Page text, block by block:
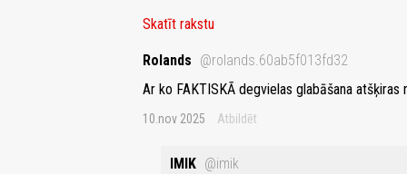
Skatīt rakstu
Rolands @rolands.60ab5f013fd32
Ar ko FAKTISKĀ degvielas glabāšana atšķiras
10.nov 2025 Atbildēt
IMIK @imik